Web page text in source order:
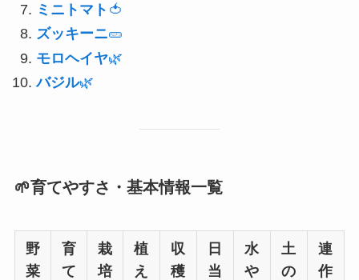
ミニトマト 🍅
ズッキーニ🥒
モロヘイヤ🌿
バジル🌿
🌱育てやすさ・基本情報一覧
野
菜
育
て
栽
培
植
え
収
穫
日
当
水
や
土
の
連
作